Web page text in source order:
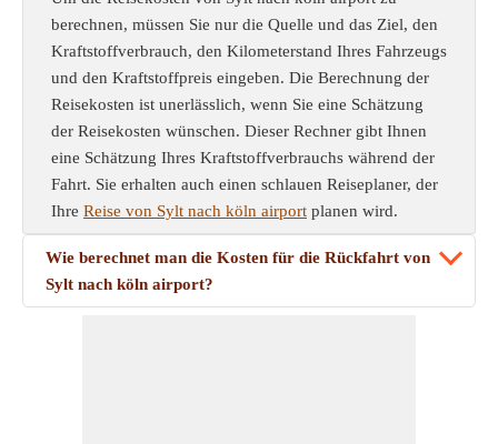
berechnen, müssen Sie nur die Quelle und das Ziel, den
Kraftstoffverbrauch, den Kilometerstand Ihres Fahrzeugs
und den Kraftstoffpreis eingeben. Die Berechnung der
Reisekosten ist unerlässlich, wenn Sie eine Schätzung
der Reisekosten wünschen. Dieser Rechner gibt Ihnen
eine Schätzung Ihres Kraftstoffverbrauchs während der
Fahrt. Sie erhalten auch einen schlauen Reiseplaner, der
Ihre Reise von Sylt nach köln airport planen wird.
Wie berechnet man die Kosten für die Rückfahrt von
Sylt nach köln airport?